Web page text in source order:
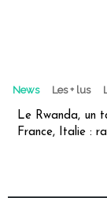
News Les + lus
Le Rwanda, un
France, Italie :